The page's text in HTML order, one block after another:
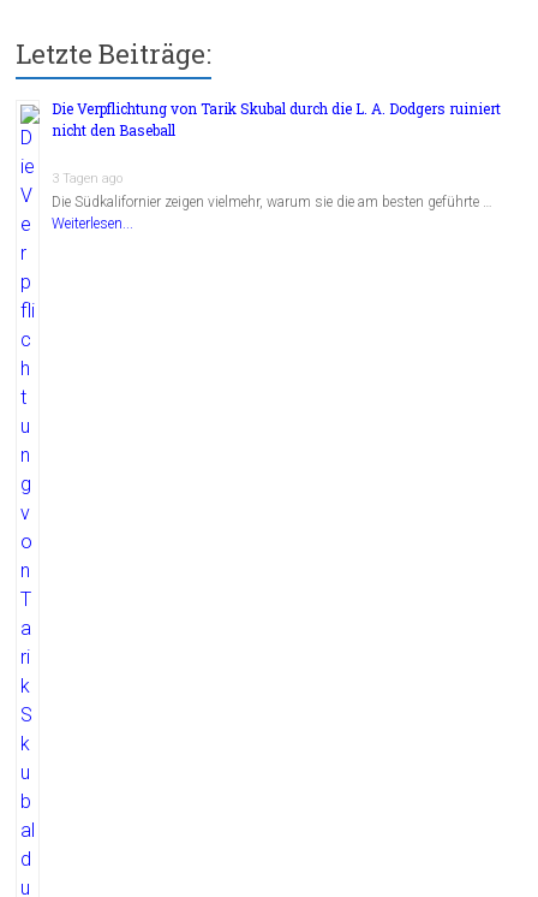
Letzte Beiträge:
Die Verpflichtung von Tarik Skubal durch die L. A. Dodgers ruiniert
nicht den Baseball
3 Tagen ago
Die Südkalifornier zeigen vielmehr, warum sie die am besten geführte …
Weiterlesen...